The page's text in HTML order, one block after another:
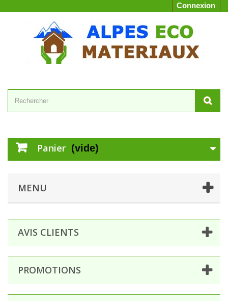
Connexion
Panier (vide)
MENU
AVIS CLIENTS
PROMOTIONS